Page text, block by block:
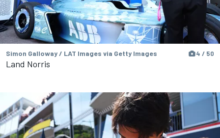
Simon Galloway / LAT Images via Getty Images 4 / 50
Land Norris